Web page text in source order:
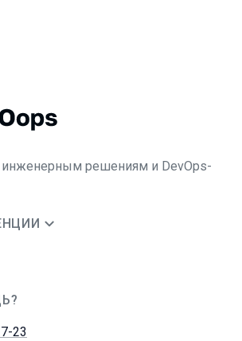
решениям и DevOps-
23